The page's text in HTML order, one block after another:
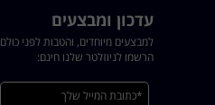
עדכון ומבצעים
למבצעים מיוחדים, והטבות לפני כולם
הרשמו לניוזלטר שלנו חינם: